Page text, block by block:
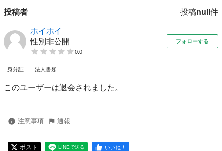
投稿者 投稿null 件
ホイホイ
性別非公開
0.0
フォローする
身分証 法人書類
このユーザーは退会されました。
注意事項 通報
ポスト LINEで送る いいね！